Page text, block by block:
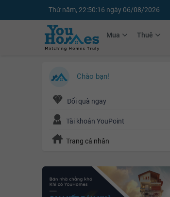
Thứ năm, 22:50:17 ngày 06/08/2026
Mua Thuê
Chào bạn!
Đổi quà ngay
Tài khoản YouPoint
Trang cá nhân